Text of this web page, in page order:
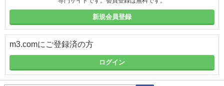
新規会員登録
m3.comにご登録済の方
ログイン